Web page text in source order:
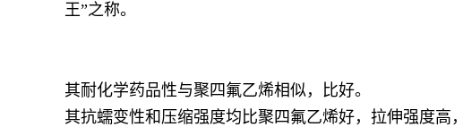
王”之称。
其耐化学药品性与聚四氟乙烯相似，比好。
其抗蠕变性和压缩强度均比聚四氟乙烯好，拉伸强度高